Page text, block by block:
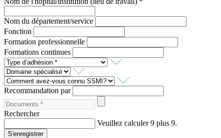
Nom du département/service
Fonction
Formation professionnelle
Formations continues
Recommandation par
Rechercher
Veuillez calculer 9 plus 9.